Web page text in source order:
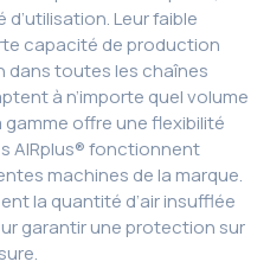
Leur faible
capacité de production
toutes les chaînes
à n’importe quel volume
offre une flexibilité
AIRplus® fonctionnent
machines de la marque.
la quantité d’air insufflée
garantir une protection sur